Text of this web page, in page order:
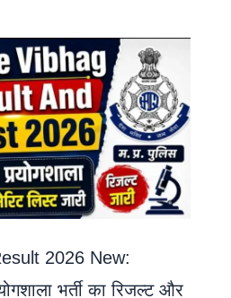
2026 New:
भर्ती का रिजल्ट और